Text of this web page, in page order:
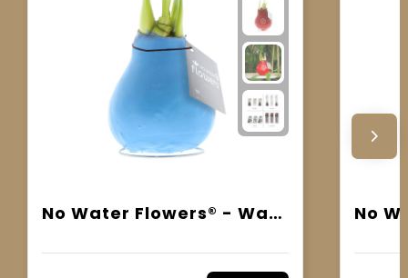
No Water Flowers® - Waxz® Colours